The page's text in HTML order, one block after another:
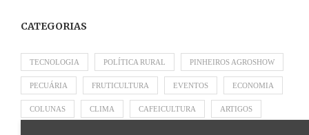
CATEGORIAS
TECNOLOGIA POLÍTICA RURAL PINHEIROS AGROSHOW
PECUÁRIA FRUTICULTURA EVENTOS ECONOMIA
COLUNAS CLIMA CAFEICULTURA ARTIGOS